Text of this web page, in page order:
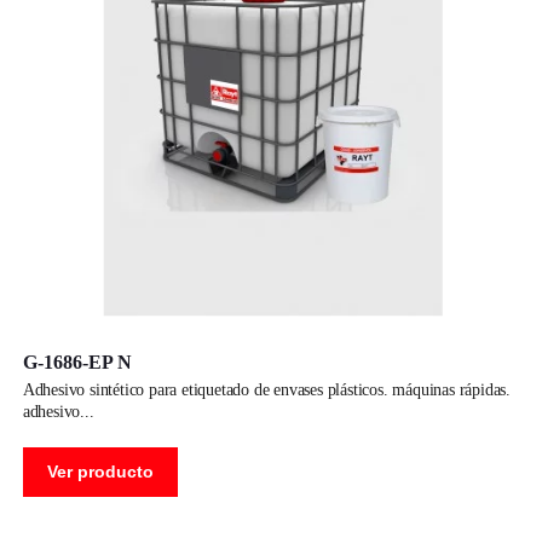
G-1686-EP N
adhesivo sintético para etiquetado de envases plásticos. máquinas rápidas.
adhesivo
Ver producto